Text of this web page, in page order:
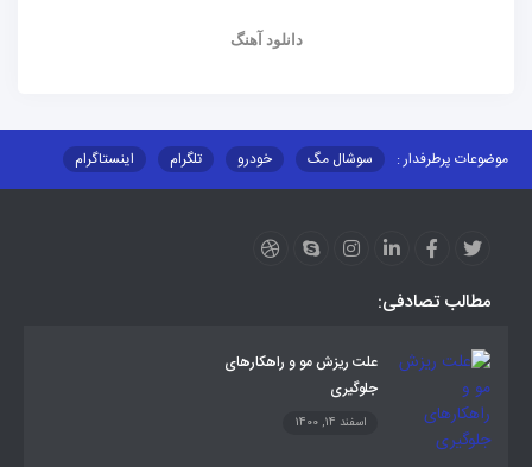
دانلود آهنگ
موضوعات پرطرفدار : سوشال مگ خودرو تلگرام
اینستاگرام
مطالب تصادفی:
علت ریزش مو و راهکارهای
جلوگیری
اسفند 14, 1400